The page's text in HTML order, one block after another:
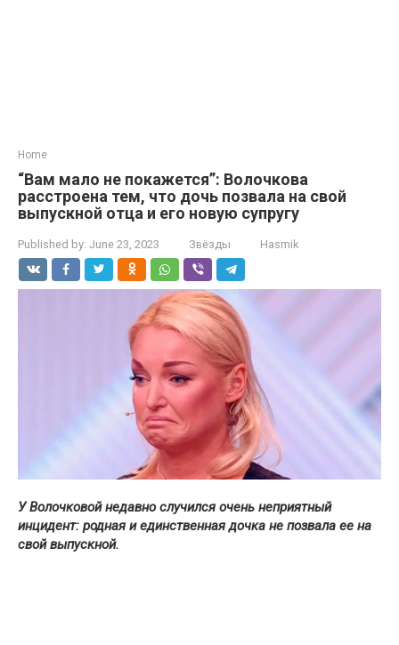
Home
“Вам мало не покажется”: Волочкова
расстроена тем, что дочь позвала на свой
выпускной отца и его новую супругу
Published by: June 23, 2023 Звёзды Hasmik
У Волочковой недавно случился очень неприятный
инцидент: родная и единственная дочка не позвала ее на
свой выпускной.